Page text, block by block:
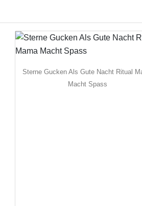
Sterne Gucken Als Gute Nacht Ritual
Macht Spass